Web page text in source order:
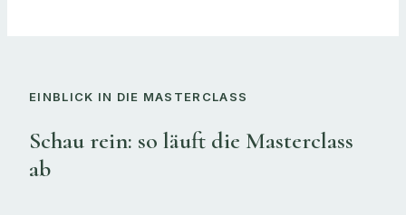
EINBLICK IN DIE MASTERCLASS
Schau rein: so läuft die Masterclass
ab